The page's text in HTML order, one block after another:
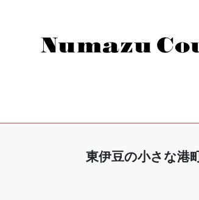
東伊豆の小さな港